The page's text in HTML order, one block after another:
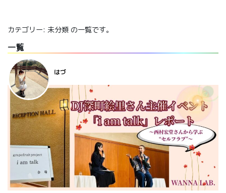
カテゴリー: 未分類 の一覧です。
一覧
はづ